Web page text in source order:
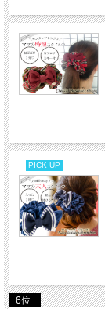
PICK UP
6位